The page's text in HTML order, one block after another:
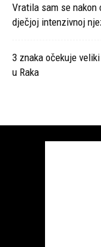
Vratila sam se nakon
dječjoj intenzivnoj
3 znaka očekuje
u Raka